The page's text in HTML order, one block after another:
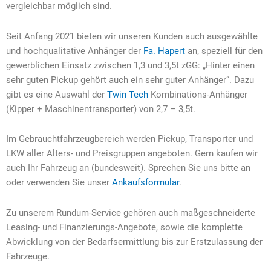
vergleichbar möglich sind.
Seit Anfang 2021 bieten wir unseren Kunden auch ausgewählte
und hochqualitative Anhänger der Fa. Hapert an, speziell für den
gewerblichen Einsatz zwischen 1,3 und 3,5t zGG: „Hinter einen
sehr guten Pickup gehört auch ein sehr guter Anhänger“. Dazu
gibt es eine Auswahl der Twin Tech Kombinations-Anhänger
(Kipper + Maschinentransporter) von 2,7 – 3,5t.
Im Gebrauchtfahrzeugbereich werden Pickup, Transporter und
LKW aller Alters- und Preisgruppen angeboten. Gern kaufen wir
auch Ihr Fahrzeug an (bundesweit). Sprechen Sie uns bitte an
oder verwenden Sie unser Ankaufsformular.
Zu unserem Rundum-Service gehören auch maßgeschneiderte
Leasing- und Finanzierungs-Angebote, sowie die komplette
Abwicklung von der Bedarfsermittlung bis zur Erstzulassung der
Fahrzeuge.